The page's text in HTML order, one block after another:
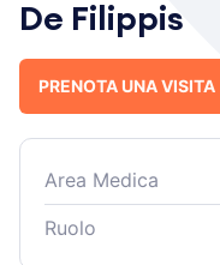
De Filippis
PRENOTA UNA VISITA
Area Medica
Ruolo